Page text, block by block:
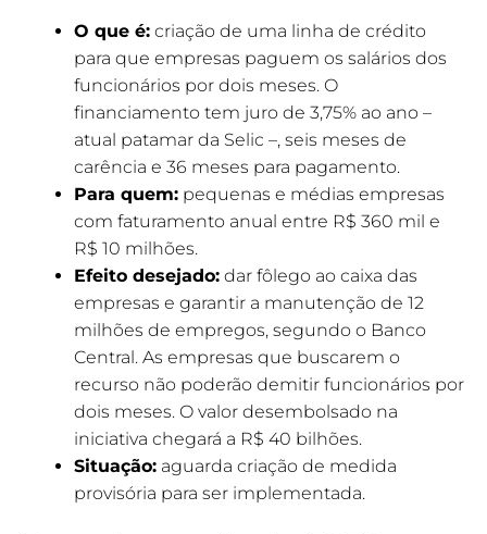
O que é: criação de uma linha de crédito
para que empresas paguem os salários dos
funcionários por dois meses. O
financiamento tem juro de 3,75% ao ano –
atual patamar da Selic –, seis meses de
carência e 36 meses para pagamento.
Para quem: pequenas e médias empresas
com faturamento anual entre R$ 360 mil e
R$ 10 milhões.
Efeito desejado: dar fôlego ao caixa das
empresas e garantir a manutenção de 12
milhões de empregos, segundo o Banco
Central. As empresas que buscarem o
recurso não poderão demitir funcionários por
dois meses. O valor desembolsado na
iniciativa chegará a R$ 40 bilhões.
Situação: aguarda criação de medida
provisória para ser implementada.